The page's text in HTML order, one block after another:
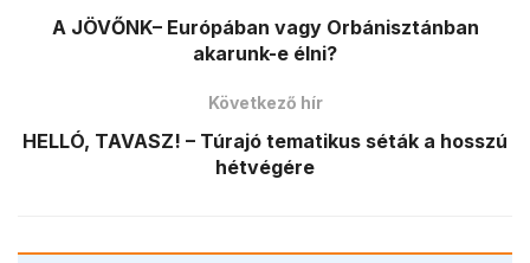
A JÖVŐNK– Európában vagy Orbánisztánban
akarunk-e élni?
Következő hír
HELLÓ, TAVASZ! – Túrajó tematikus séták a hosszú
hétvégére